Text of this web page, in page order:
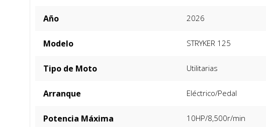
Año 2026
Modelo STRYKER 125
Tipo de Moto Utilitarias
Arranque Eléctrico/Pedal
Potencia Máxima 10HP/8,500r/min